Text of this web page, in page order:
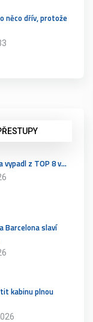
něco dřív, protože
vypadl z TOP 8 v…
Barcelona slaví
kabinu plnou